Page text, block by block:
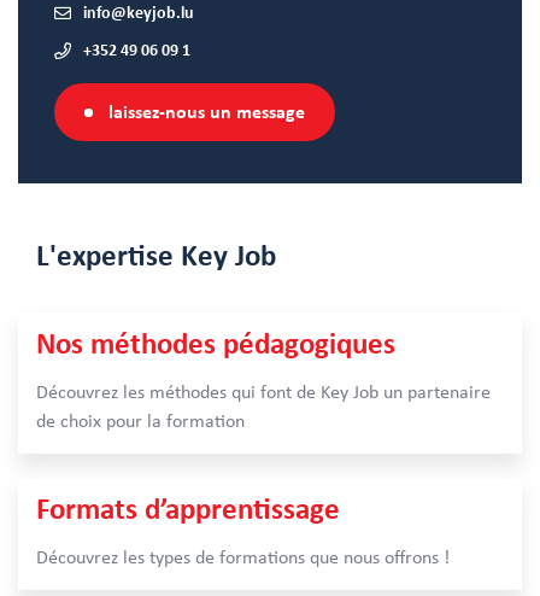
info@keyjob.lu
+352 49 06 09 1
laissez-nous un message
L'expertise Key Job
Nos méthodes pédagogiques
Découvrez les méthodes qui font de Key Job un partenaire
de choix pour la formation
Formats d’apprentissage
Découvrez les types de formations que nous offrons !